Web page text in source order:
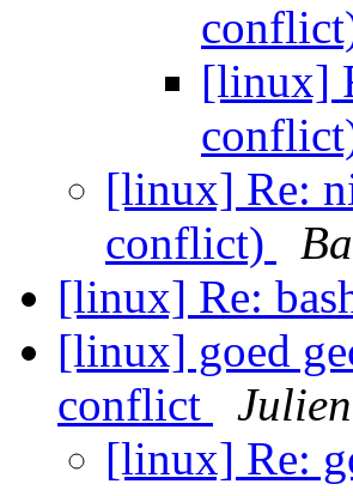
[linux]
[linux] Re:
conflict)
[linux] Re:
[linux] goed
conflict
[linux] Re: